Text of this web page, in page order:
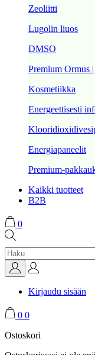
Zeoliitti
Lugolin liuos
DMSO
Premium Ormus
Kosmetiikka
Energeettisesti
Energiapaneelit
Premium-
Kaikki tuotteet
B2B
0
Kirjaudu sisään
0 0
Ostoskori